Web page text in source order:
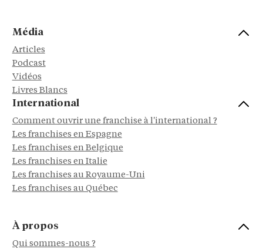
Média
Articles
Podcast
Vidéos
Livres Blancs
International
Comment ouvrir une franchise à l'international ?
Les franchises en Espagne
Les franchises en Belgique
Les franchises en Italie
Les franchises au Royaume-Uni
Les franchises au Québec
À propos
Qui sommes-nous ?